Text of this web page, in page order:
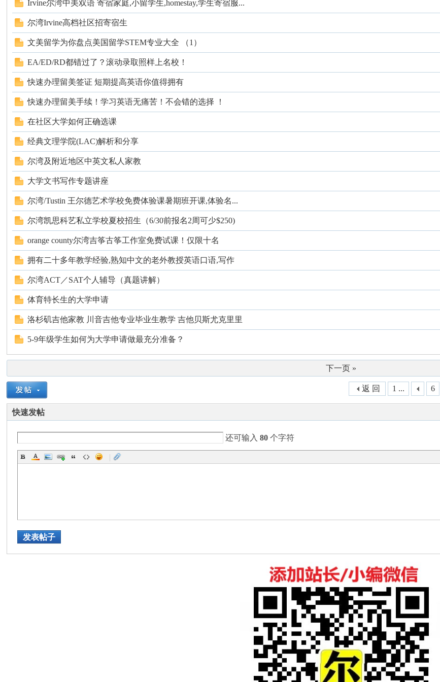
Irvine尔湾中美双语 寄宿家庭,小留学生,homestay,学生寄宿服...
尔湾Irvine高档社区招寄宿生
文美留学为你盘点美国留学STEM专业大全 （1）
EA/ED/RD都错过了？滚动录取照样上名校！
快速办理留美签证 短期提高英语你值得拥有
快速办理留美手续！学习英语无痛苦！不会错的选择 ！
在社区大学如何正确选课
经典文理学院(LAC)解析和分享
尔湾及附近地区中英文私人家教
大学文书写作专题讲座
尔湾/Tustin 王尔德艺术学校免费体验课暑期班开课,体验名...
尔湾凯思科艺私立学校夏校招生（6/30前报名2周可少$250)
orange county尔湾吉筝古筝工作室免费试课！仅限十名
拥有二十多年教学经验,熟知中文的老外教授英语口语,写作
尔湾ACT／SAT个人辅导（真题讲解）
体育特长生的大学申请
洛杉矶吉他家教 川音吉他专业毕业生教学 吉他贝斯尤克里里
5-9年级学生如何为大学申请做最充分准备？
下一页 »
1 ... 6
返 回
快速发帖
还可输入80 个字符
|
发表帖子